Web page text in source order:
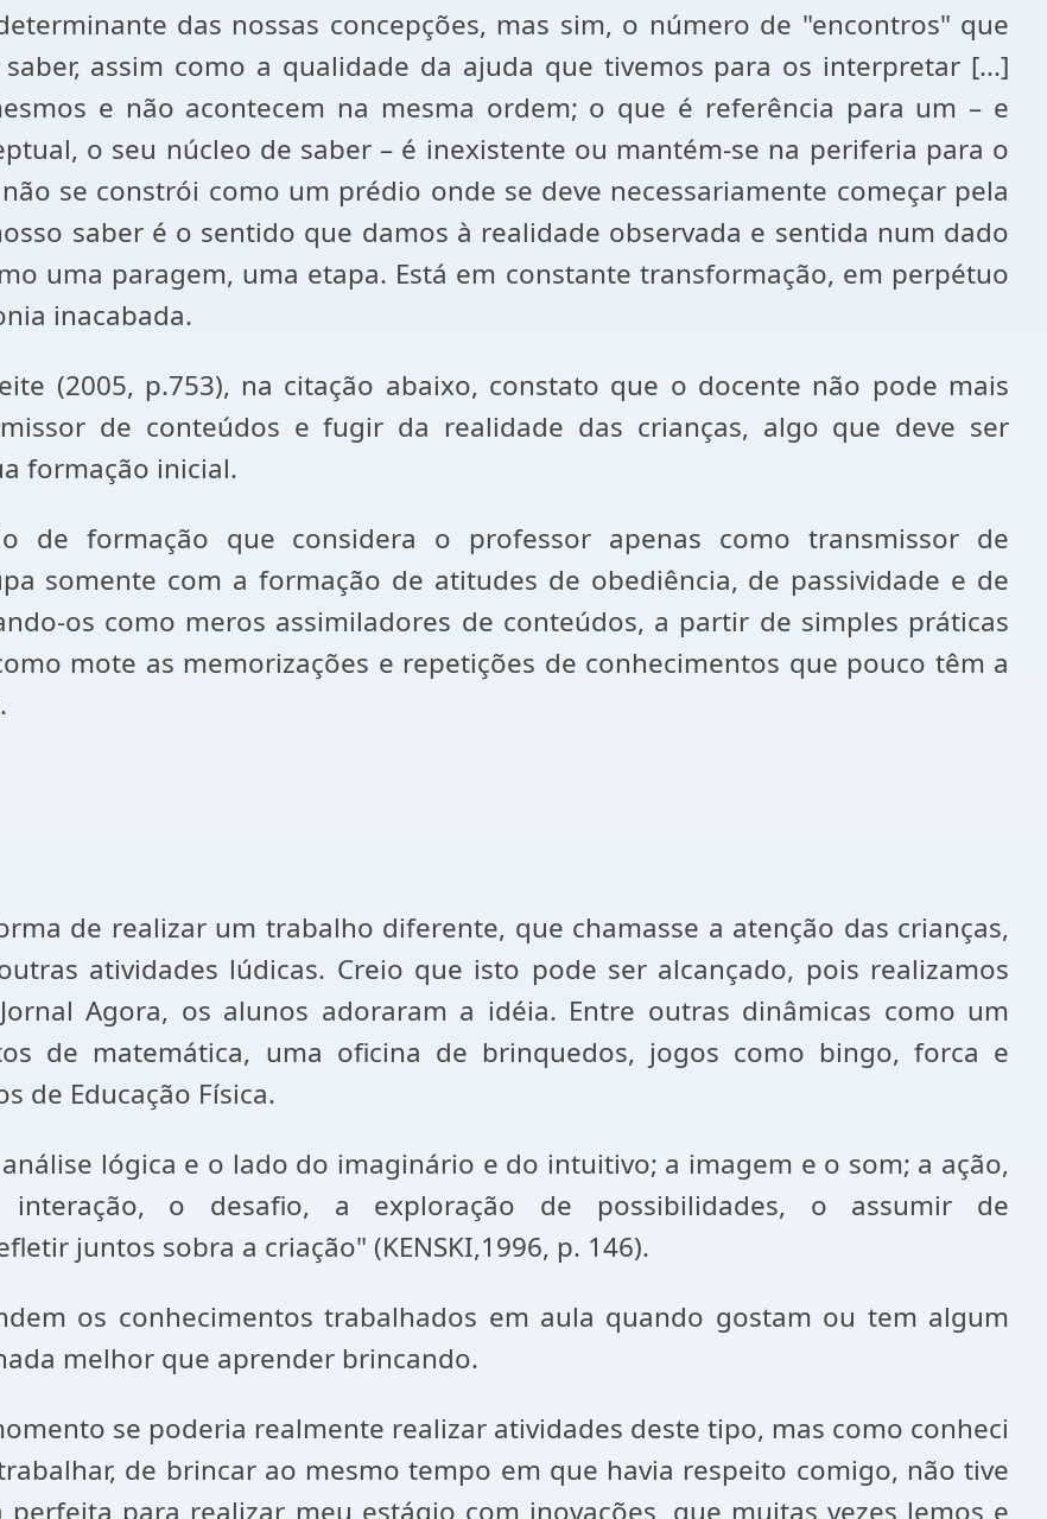
das nossas concepções, mas sim, o número de "encontros" que
assim como a qualidade da ajuda que tivemos para os interpretar [...]
e não acontecem na mesma ordem; o que é referência para um – e
o seu núcleo de saber – é inexistente ou mantém-se na periferia para o
se constrói como um prédio onde se deve necessariamente começar pela
saber é o sentido que damos à realidade observada e sentida num dado
uma paragem, uma etapa. Está em constante transformação, em perpétuo
inacabada.
(2005, p.753), na citação abaixo, constato que o docente não pode mais
de conteúdos e fugir da realidade das crianças, algo que deve ser
formação inicial.
de formação que considera o professor apenas como transmissor de
somente com a formação de atitudes de obediência, de passividade e de
os como meros assimiladores de conteúdos, a partir de simples práticas
mote as memorizações e repetições de conhecimentos que pouco têm a
de realizar um trabalho diferente, que chamasse a atenção das crianças,
atividades lúdicas. Creio que isto pode ser alcançado, pois realizamos
Agora, os alunos adoraram a idéia. Entre outras dinâmicas como um
de matemática, uma oficina de brinquedos, jogos como bingo, forca e
de Educação Física.
lógica e o lado do imaginário e do intuitivo; a imagem e o som; a ação,
o desafio, a exploração de possibilidades, o assumir de
juntos sobra a criação" (KENSKI,1996, p. 146).
os conhecimentos trabalhados em aula quando gostam ou tem algum
melhor que aprender brincando.
se poderia realmente realizar atividades deste tipo, mas como conheci
de brincar ao mesmo tempo em que havia respeito comigo, não tive
para realizar meu estágio com inovações, que muitas vezes lemos e